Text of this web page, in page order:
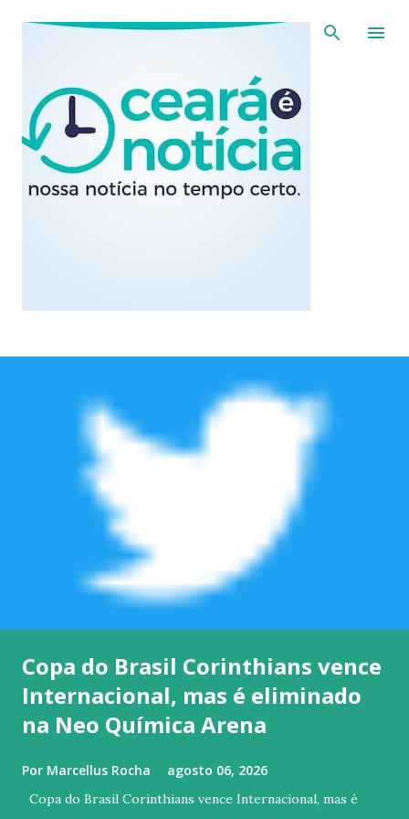
Pular para o conteúdo principal
Copa do Brasil Corinthians vence
Internacional, mas é eliminado
na Neo Química Arena
Por Marcellus Rocha agosto 06, 2026
Copa do Brasil Corinthians vence Internacional, mas é